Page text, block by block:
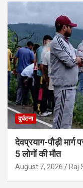
दुर्घटना
देवप्रयाग-पौड़ी मार्ग
5 लोगों की मौत
August 7, 2026 Raj